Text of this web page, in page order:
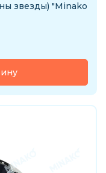
звезды) "Minako